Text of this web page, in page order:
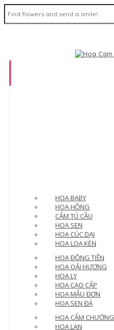
HOA BABY
HOA HỒNG
CẨM TÚ CẦU
HOA SEN
HOA CÚC DẠI
HOA LOA KÈN
HOA ĐỒNG TIỀN
HOA OẢI HƯƠNG
HOA LY
HOA CAO CẤP
HOA MẪU ĐƠN
HOA SEN ĐÁ
HOA CẨM CHƯỚNG
HOA LAN